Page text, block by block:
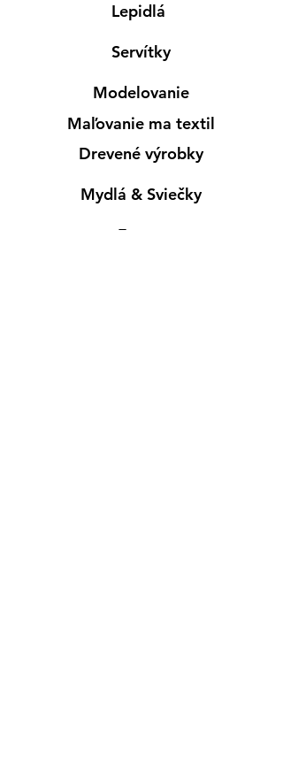
Lepidlá
Servítky
Modelovanie
Maľovanie ma textil
Drevené výrobky
Mydlá & Sviečky
Formy